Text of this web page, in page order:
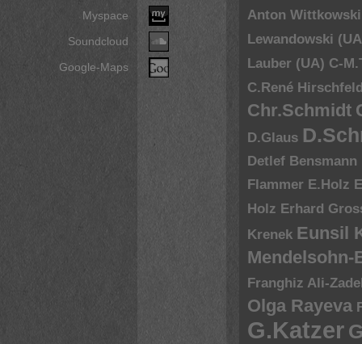
Myspace
Soundcloud
Google-Maps
Anton
Lewandowski
Lauber (UA) C-
C.René
Chr.Schmidt
D.Glaus
Detlef Bensmann
Flammer E.Holz
Holz Erhard
Krenek Eunsil
Mendelsohn-
Franghiz Ali-
Olga Rayeva
G.Katzer